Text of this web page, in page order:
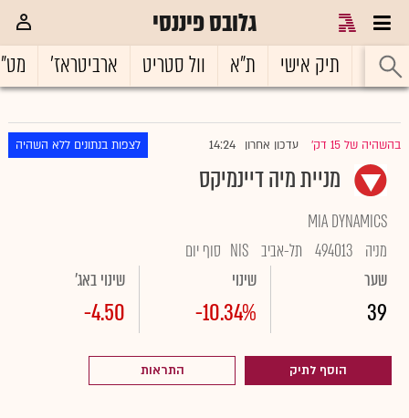
גלובס פיננסי
ראשי תיק אישי ת"א וול סטריט ארביטראז'
בהשהיה של 15 דק' עדכון אחרון 14:24 לצפות בנתונים ללא השהיה
מניית מיה דיינמיקס
MIA DYNAMICS
מניה 494013 תל-אביב NIS סוף יום
שער
39
שינוי
-10.34%
שינוי באג'
-4.50
הוסף לתיק התראות